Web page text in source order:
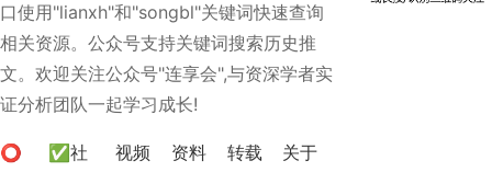
口使用"lianxh"和"songbl"关键词快速查询
相关资源。公众号支持关键词搜索历史推
文。欢迎关注公众号"连享会",与资深学者实
证分析团队一起学习成长!
⭕ ✅社 视频 资料 转载 关于